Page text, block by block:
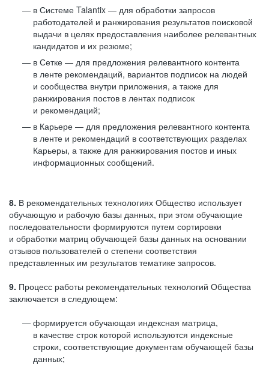
в Системе Talantix — для обработки запросов
работодателей и ранжирования результатов поисковой
выдачи в целях предоставления наиболее релевантных
кандидатов и их резюме;
в Сетке — для предложения релевантного контента
в ленте рекомендаций, вариантов подписок на людей
и сообщества внутри приложения, а также для
ранжирования постов в лентах подписок
и рекомендаций;
в Карьере — для предложения релевантного контента
в ленте и рекомендаций в соответствующих разделах
Карьеры, а также для ранжирования постов и иных
информационных сообщений.
8. В рекомендательных технологиях Общество использует
обучающую и рабочую базы данных, при этом обучающие
последовательности формируются путем сортировки
и обработки матриц обучающей базы данных на основании
отзывов пользователей о степени соответствия
представленных им результатов тематике запросов.
9. Процесс работы рекомендательных технологий Общества
заключается в следующем:
формируется обучающая индексная матрица,
в качестве строк которой используются индексные
строки, соответствующие документам обучающей базы
данных;